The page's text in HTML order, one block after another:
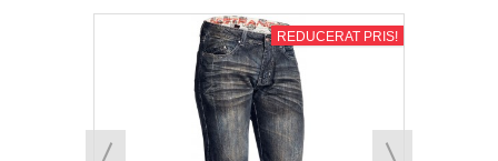
REDUCERAT PRIS!